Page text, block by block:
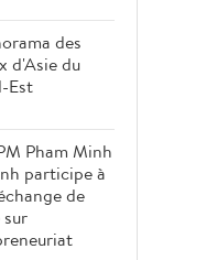
des
d'Asie du
Est
Pham Minh
participe à
de
sur